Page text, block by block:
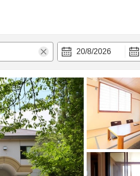
20/8/2026
อำนวยความสะดวก